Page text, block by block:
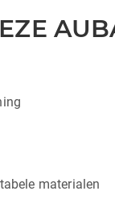
materialen